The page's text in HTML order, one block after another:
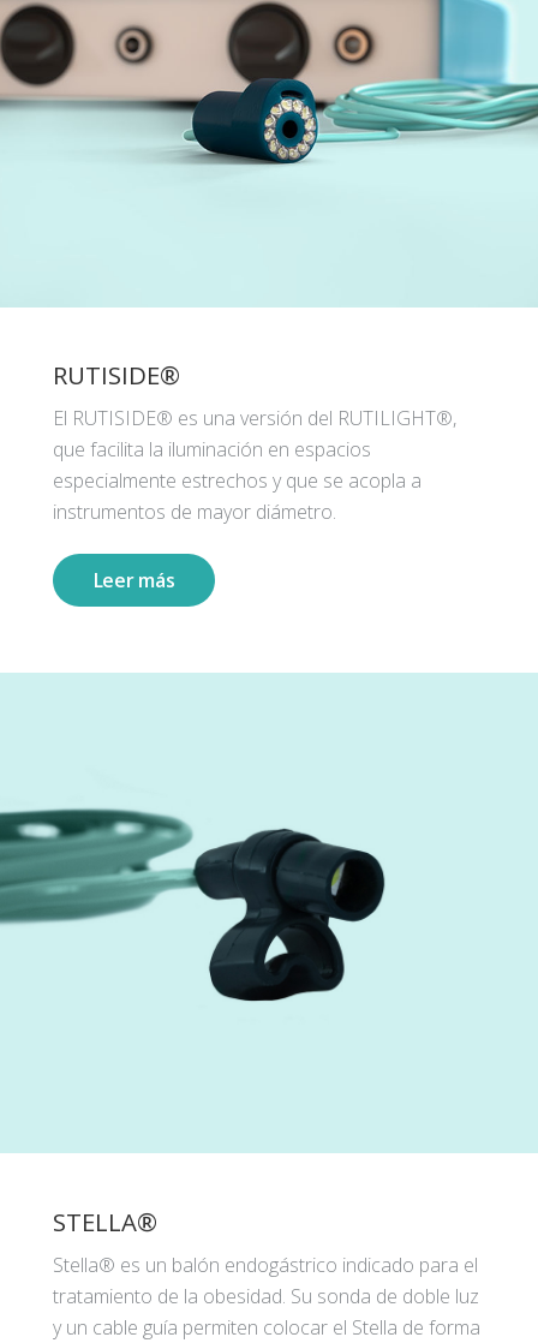
RUTISIDE®
El RUTISIDE® es una versión del RUTILIGHT®,
que facilita la iluminación en espacios
especialmente estrechos y que se acopla a
instrumentos de mayor diámetro.
Leer más
STELLA®
Stella® es un balón endogástrico indicado para el
tratamiento de la obesidad. Su sonda de doble luz
y un cable guía permiten colocar el Stella de forma